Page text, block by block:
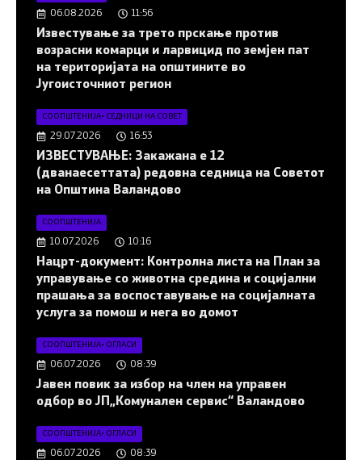
06.08.2026 11:56
Известување за трето прскање против
возрасни комарци и ларвицид по земјен пат
на територијата на општините во
Југоисточниот регион
СООПШТЕНИЈА• СЕДНИЦИ НА СОВЕТ
29.07.2026 16:53
ИЗВЕСТУВАЊЕ: Закажана е 12
(дванаесеттата) редовна седница на Советот
на Општина Валандово
СООПШТЕНИЈА
10.07.2026 10:16
Нацрт-документ: Контролна листа на План за
управување со животна средина и социјални
прашања за воспоставување на социјалната
услуга за помош и нега во домот
СООПШТЕНИЈА• ОГЛАСИ
06.07.2026 08:39
Јавен повик за избор на член на управен
одбор во ЈП„Комунален сервис“ Валандово
СООПШТЕНИЈА• ОГЛАСИ
06.07.2026 08:39